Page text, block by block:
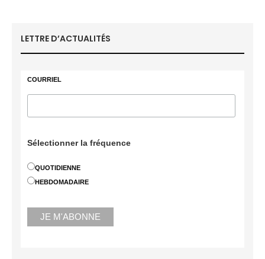
LETTRE D’ACTUALITÉS
COURRIEL
Sélectionner la fréquence
QUOTIDIENNE
HEBDOMADAIRE